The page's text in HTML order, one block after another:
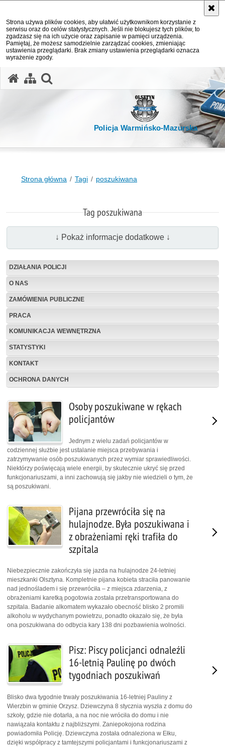
Strona używa plików cookies, aby ułatwić użytkownikom korzystanie z
serwisu oraz do celów statystycznych. Jeśli nie blokujesz tych plików, to
zgadzasz się na ich użycie oraz zapisanie w pamięci urządzenia.
Pamiętaj, że możesz samodzielnie zarządzać cookies, zmieniając
ustawienia przeglądarki. Brak zmiany ustawienia przeglądarki oznacza
wyrażenie zgody.
Policja Warmińsko-Mazurska
Strona główna Tagi poszukiwana
Tag poszukiwana
↓ Pokaż informacje dodatkowe ↓
DZIAŁANIA POLICJI
O NAS
ZAMÓWIENIA PUBLICZNE
PRACA
KOMUNIKACJA WEWNĘTRZNA
STATYSTYKI
KONTAKT
OCHRONA DANYCH
Osoby poszukiwane w rękach
policjantów
Jednym z wielu zadań policjantów w
codziennej służbie jest ustalanie miejsca przebywania i
zatrzymywanie osób poszukiwanych przez wymiar sprawiedliwości.
Niektórzy poświęcają wiele energii, by skutecznie ukryć się przed
funkcjonariuszami, a inni zachowują się jakby nie wiedzieli o tym, że
są poszukiwani.
Pijana przewróciła się na
hulajnodze. Była poszukiwana i
z obrażeniami ręki trafiła do
szpitala
Niebezpiecznie zakończyła się jazda na hulajnodze 24-letniej
mieszkanki Olsztyna. Kompletnie pijana kobieta straciła panowanie
nad jednośladem i się przewróciła – z miejsca zdarzenia, z
obrażeniami karetką pogotowia została przetransportowana do
szpitala. Badanie alkomatem wykazało obecność blisko 2 promili
alkoholu w wydychanym powietrzu, ponadto okazało się, że była
ona poszukiwana do odbycia kary 138 dni pozbawienia wolności.
Pisz: Piscy policjanci odnaleźli
16-letnią Paulinę po dwóch
tygodniach poszukiwań
Blisko dwa tygodnie trwały poszukiwania 16-letniej Pauliny z
Wierzbin w gminie Orzysz. Dziewczyna 8 stycznia wyszła z domu do
szkoły, gdzie nie dotarła, a na noc nie wróciła do domu i nie
nawiązała kontaktu z najbliższymi. Zaniepokojona rodzina
powiadomiła Policję. Dziewczyna została odnaleziona w Ełku,
dzięki współpracy z tamtejszymi policjantami i funkcjonariuszami z